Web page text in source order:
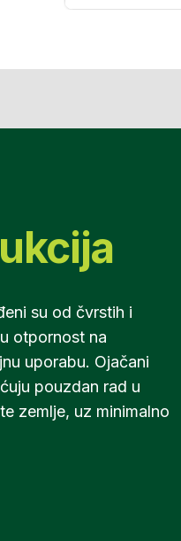
su od čvrstih i
otpornost na
uporabu. Ojačani
pouzdan rad u
zemlje, uz minimalno